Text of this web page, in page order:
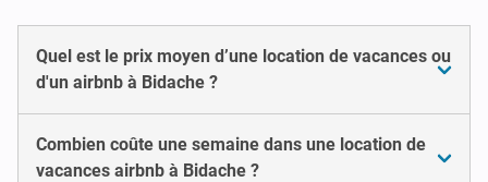
Quel est le prix moyen d’une location de vacances ou
d'un airbnb à Bidache ?
Combien coûte une semaine dans une location de
vacances airbnb à Bidache ?